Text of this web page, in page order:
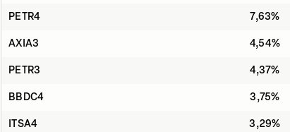
PETR4 7,63%
AXIA3 4,54%
PETR3 4,37%
BBDC4 3,75%
ITSA4 3,29%